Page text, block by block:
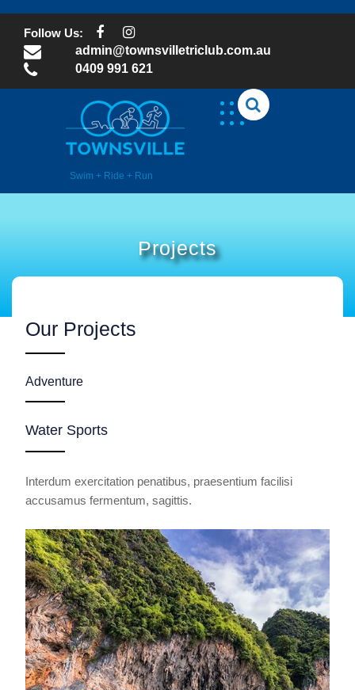
contentFollow Us:
admin@townsvilletriclub.com.au
0409 991 621
Swim + Ride + Run
Projects
Our Projects
Adventure
Water Sports
Interdum exercitation penatibus, praesentium facilisi
accusamus fermentum, sagittis.